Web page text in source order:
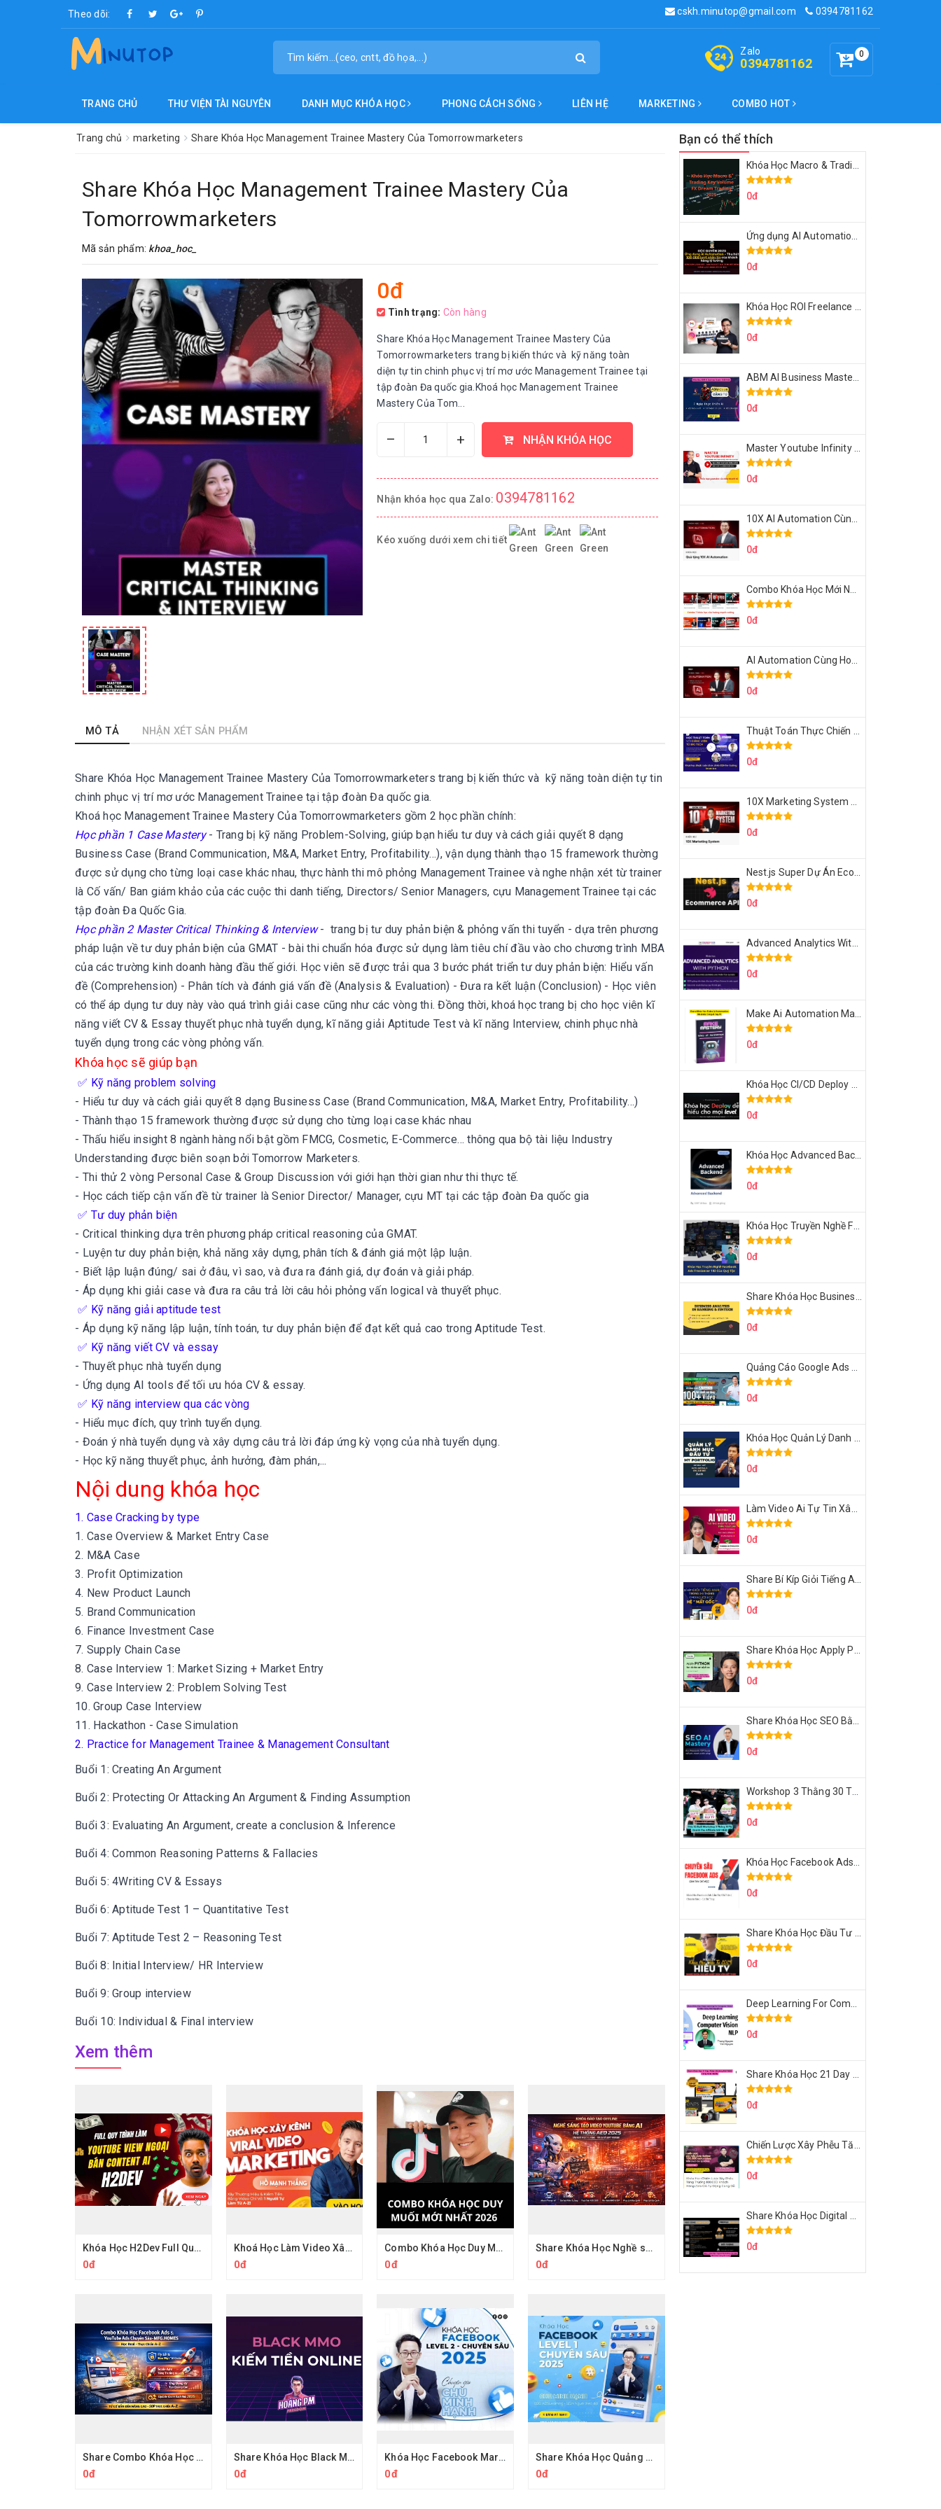
Theo dõi: cskh.minutop@gmail.com 0394781162
0
Zalo
0394781162
TRANG CHỦ THƯ VIỆN TÀI NGUYÊN DANH MỤC KHÓA HỌC PHONG CÁCH SỐNG LIÊN HỆ MARKETING COMBO HOT
Trang chủ marketing Share Khóa Học Management Trainee Mastery Của Tomorrowmarketers
Share Khóa Học Management Trainee Mastery Của
Tomorrowmarketers
Mã sản phẩm: khoa_hoc_
0đ
Tình trạng: Còn hàng
Share Khóa Học Management Trainee Mastery Của
Tomorrowmarketers trang bị kiến thức và kỹ năng toàn
diện tự tin chinh phục vị trí mơ ước Management Trainee tại
tập đoàn Đa quốc gia.Khoá học Management Trainee
Mastery Của Tom...
– + NHẬN KHÓA HỌC
Nhận khóa học qua Zalo: 0394781162
Kéo xuống dưới xem chi tiết
MÔ TẢ NHẬN XÉT SẢN PHẨM
Share Khóa Học Management Trainee Mastery Của Tomorrowmarketers trang bị kiến thức và kỹ năng toàn diệntự tin
chinh phục vị trí mơ ước Management Trainee tại tập đoàn Đa quốc gia.
Khoá học Management Trainee Mastery Của Tomorrowmarketers gồm 2 học phần chính:
Học phần 1 Case Mastery- Trang bị kỹ năng Problem-Solving, giúp bạn hiểu tư duy và cách giải quyết 8 dạng
Business Case (Brand Communication, M&A, Market Entry, Profitability…), vận dụng thành thạo 15 framework thường
được sử dụng cho từng loại case khác nhau, thực hành thi mô phỏng Management Trainee và nghe nhận xét từ trainer
là Cố vấn/ Ban giám khảo của các cuộc thi danh tiếng, Directors/ Senior Managers, cựu Management Trainee tại các
tập đoàn Đa Quốc Gia.
Học phần 2 Master Critical Thinking & Interview- trang bị tư duy phản biện & phỏng vấn thi tuyển - dựa trên phương
pháp luận về tư duy phản biện của GMAT - bài thi chuẩn hóa được sử dụng làm tiêu chí đầu vào cho chương trình MBA
của các trường kinh doanh hàng đầu thế giới. Học viên sẽ được trải qua 3 bước phát triển tư duy phản biện: Hiểu vấn
đề (Comprehension) - Phân tích và đánh giá vấn đề (Analysis & Evaluation) - Đưa ra kết luận (Conclusion) - Học viên
có thể áp dụng tư duy này vào quá trình giải case cũng như các vòng thi. Đồng thời, khoá học trang bị cho học viên kĩ
năng viết CV & Essay thuyết phục nhà tuyển dụng, kĩ năng giải Aptitude Test và kĩ năng Interview, chinh phục nhà
tuyển dụng trong các vòng phỏng vấn.
Khóa học sẽ giúp bạn
✅ Kỹ năng problem solving
- Hiểu tư duy và cách giải quyết 8 dạng Business Case (Brand Communication, M&A, Market Entry, Profitability…)
- Thành thạo 15 framework thường được sử dụng cho từng loại case khác nhau
- Thấu hiểu insight 8 ngành hàng nổi bật gồm FMCG, Cosmetic, E-Commerce… thông qua bộ tài liệu Industry
Understanding được biên soạn bởi Tomorrow Marketers.
- Thi thử 2 vòng Personal Case & Group Discussion với giới hạn thời gian như thi thực tế.
- Học cách tiếp cận vấn đề từ trainer là Senior Director/ Manager, cựu MT tại các tập đoàn Đa quốc gia
✅ Tư duy phản biện
- Critical thinking dựa trên phương pháp critical reasoning của GMAT.
- Luyện tư duy phản biện, khả năng xây dựng, phân tích & đánh giá một lập luận.
- Biết lập luận đúng/ sai ở đâu, vì sao, và đưa ra đánh giá, dự đoán và giải pháp.
- Áp dụng khi giải case và đưa ra câu trả lời câu hỏi phỏng vấn logical và thuyết phục.
✅ Kỹ năng giải aptitude test
- Áp dụng kỹ năng lập luận, tính toán, tư duy phản biện để đạt kết quả cao trong Aptitude Test.
✅ Kỹ năng viết CV và essay
- Thuyết phục nhà tuyển dụng
- Ứng dụng AI tools để tối ưu hóa CV & essay.
✅ Kỹ năng interview qua các vòng
- Hiểu mục đích, quy trình tuyển dụng.
- Đoán ý nhà tuyển dụng và xây dựng câu trả lời đáp ứng kỳ vọng của nhà tuyển dụng.
- Học kỹ năng thuyết phục, ảnh hưởng, đàm phán,...
Nội dung khóa học
1. Case Cracking by type
1. Case Overview & Market Entry Case
2. M&A Case
3. Profit Optimization
4. New Product Launch
5. Brand Communication
6. Finance Investment Case
7. Supply Chain Case
8. Case Interview 1: Market Sizing + Market Entry
9. Case Interview 2: Problem Solving Test
10. Group Case Interview
11. Hackathon - Case Simulation
2. Practice for Management Trainee & Management Consultant
Buổi 1: Creating An Argument
Buổi 2: Protecting Or Attacking An Argument & Finding Assumption
Buổi 3: Evaluating An Argument, create a conclusion & Inference
Buổi 4: Common Reasoning Patterns & Fallacies
Buổi 5: 4Writing CV & Essays
Buổi 6: Aptitude Test 1 – Quantitative Test
Buổi 7: Aptitude Test 2 – Reasoning Test
Buổi 8: Initial Interview/ HR Interview
Buổi 9: Group interview
Buổi 10: Individual & Final interview
Xem thêm
Khóa Học H2Dev Full Quy Trình Thực Chiến Và Key Làm Youtube View Ngoại
0đ
Khoá Học Làm Video Xây Kênh Hồ Mạnh Thắng
0đ
Combo Khóa Học Duy Muối 2026
0đ
Share Khóa Học Nghề sáng tạo video YouTube bằng AI Của Hải Nghiêm
0đ
Share Combo Khóa Học Facebook Ads & YouTube Ads Chuyên Sâu
0đ
Share Khóa Học Black MMO PRO Tự Động Hóa Quy Trình Cùng Hoàng PM
0đ
Khóa Học Facebook Marketing Facebook Level 2 Thực Chiến Chu Minh Hạnh
0đ
Share Khóa Học Quảng Cáo Facebook Thực Chiến Chu Minh Hạnh
0đ
Bạn có thể thích
0đ
0đ
0đ
0đ
0đ
0đ
0đ
0đ
0đ
0đ
0đ
0đ
0đ
0đ
0đ
0đ
0đ
0đ
0đ
0đ
0đ
0đ
0đ
0đ
0đ
0đ
0đ
0đ
0đ
0đ